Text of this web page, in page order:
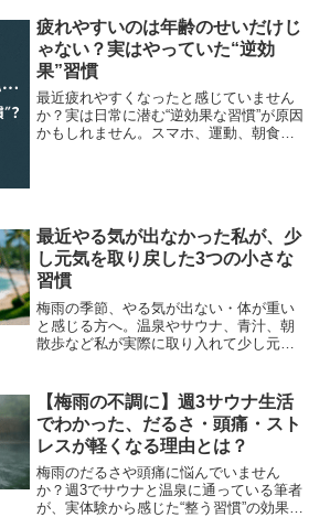
疲れやすいのは年齢のせいだけじ
ゃない？実はやっていた“逆効
果”習慣
最近疲れやすくなったと感じていません
か？実は日常に潜む“逆効果な習慣”が原因
かもしれません。スマホ、運動、朝食を
最近やる気が出なかった私が、少
し元気を取り戻した3つの小さな
習慣
梅雨の季節、やる気が出ない・体が重い
と感じる方へ。温泉やサウナ、青汁、朝
散歩など私が実際に取り入れて少し元気
【梅雨の不調に】週3サウナ生活
でわかった、だるさ・頭痛・スト
レスが軽くなる理由とは？
梅雨のだるさや頭痛に悩んでいません
か？週3でサウナと温泉に通っている筆者
が、実体験から感じた“整う習慣”の効果を